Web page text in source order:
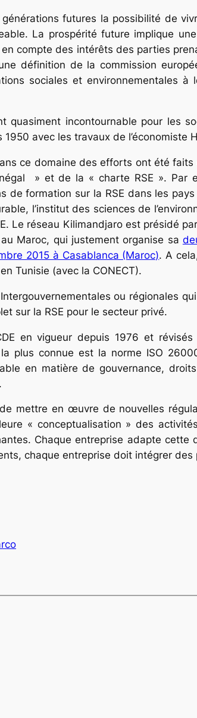
futures la possibilité de
La prospérité future implique
compte des intérêts des parties
définition de la commission
sociales et environnementales à
quasiment incontournable pour les
avec les travaux de l’économiste
ce domaine des efforts ont été
» et de la « charte RSE ».
de formation sur la RSE dans les
l’institut des sciences de
Le réseau Kilimandjaro est présidé
Maroc, qui justement organise sa
2015 à Casablanca (Maroc). A
Tunisie (avec la CONECT).
Intergouvernementales ou régionales
sur la RSE pour le secteur privé.
en vigueur depuis 1976 et
plus connue est la norme ISO
en matière de gouvernance,
mettre en œuvre de nouvelles
« conceptualisation » des
Chaque entreprise adapte
chaque entreprise doit intégrer des